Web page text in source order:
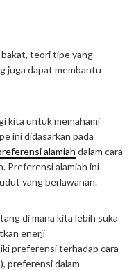
teori tipe yang
juga dapat membantu
kita untuk memahami
ini didasarkan pada
alamiah dalam cara
Preferensi alamiah ini
yang berlawanan.
di mana kita lebih suka
enerji
preferensi terhadap cara
preferensi dalam